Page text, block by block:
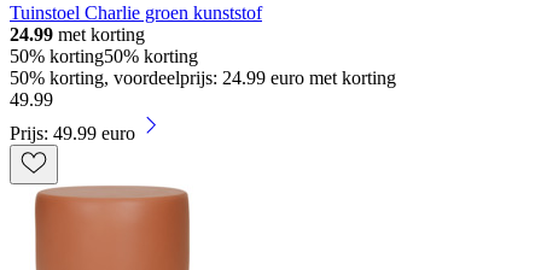
Tuinstoel Charlie groen kunststof
24.99 met korting
50% korting50% korting
50% korting, voordeelprijs: 24.99 euro met korting
49.99
Prijs: 49.99 euro